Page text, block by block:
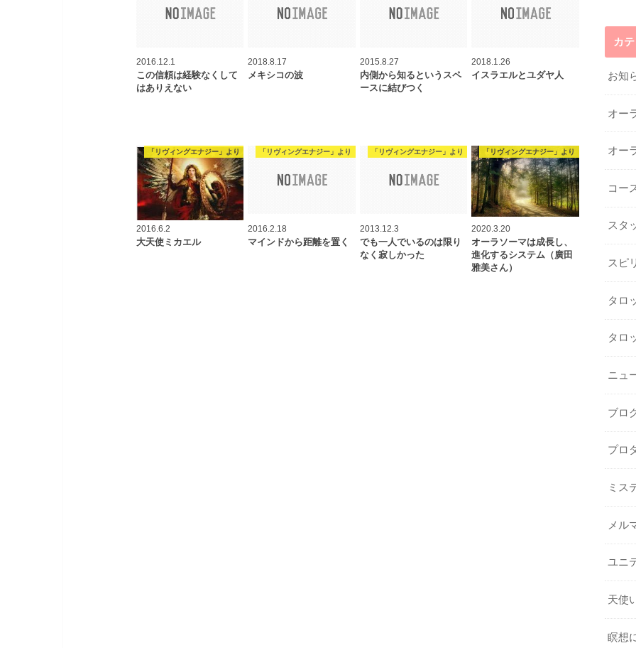
2016.12.1
この信頼は経験なくして
はありえない
2018.8.17
メキシコの波
2015.8.27
内側から知るというスペ
ースに結びつく
2018.1.26
イスラエルとユダヤ人
「リヴィングエナジー」より
2016.6.2
大天使ミカエル
「リヴィングエナジー」より
2016.2.18
マインドから距離を置く
「リヴィングエナジー」より
2013.12.3
でも一人でいるのは限り
なく寂しかった
「リヴィングエナジー」より
2020.3.20
オーラソーマは成長し、
進化するシステム（廣田
雅美さん）
カ
お知
オー
オー
コー
スタ
スピ
タロ
タロ
ニュ
ブロ
プロ
ミス
メル
ユニ
天使
瞑想